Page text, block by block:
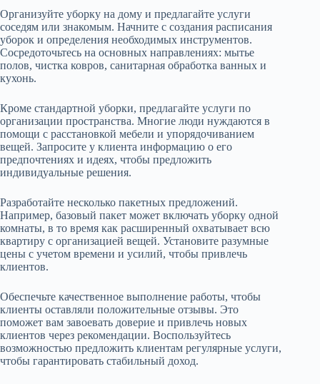
Организуйте уборку на дому и предлагайте услуги
соседям или знакомым. Начните с создания расписания
уборок и определения необходимых инструментов.
Сосредоточьтесь на основных направлениях: мытье
полов, чистка ковров, санитарная обработка ванных и
кухонь.
Кроме стандартной уборки, предлагайте услуги по
организации пространства. Многие люди нуждаются в
помощи с расстановкой мебели и упорядочиванием
вещей. Запросите у клиента информацию о его
предпочтениях и идеях, чтобы предложить
индивидуальные решения.
Разработайте несколько пакетных предложений.
Например, базовый пакет может включать уборку одной
комнаты, в то время как расширенный охватывает всю
квартиру с организацией вещей. Установите разумные
цены с учетом времени и усилий, чтобы привлечь
клиентов.
Обеспечьте качественное выполнение работы, чтобы
клиенты оставляли положительные отзывы. Это
поможет вам завоевать доверие и привлечь новых
клиентов через рекомендации. Воспользуйтесь
возможностью предложить клиентам регулярные услуги,
чтобы гарантировать стабильный доход.